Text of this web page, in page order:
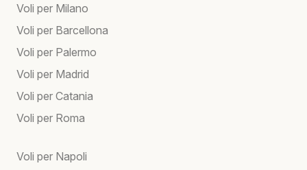
Voli per Milano
Voli per Barcellona
Voli per Palermo
Voli per Madrid
Voli per Catania
Voli per Roma
Voli per Napoli